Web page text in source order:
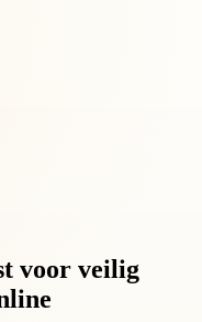
voor veilig